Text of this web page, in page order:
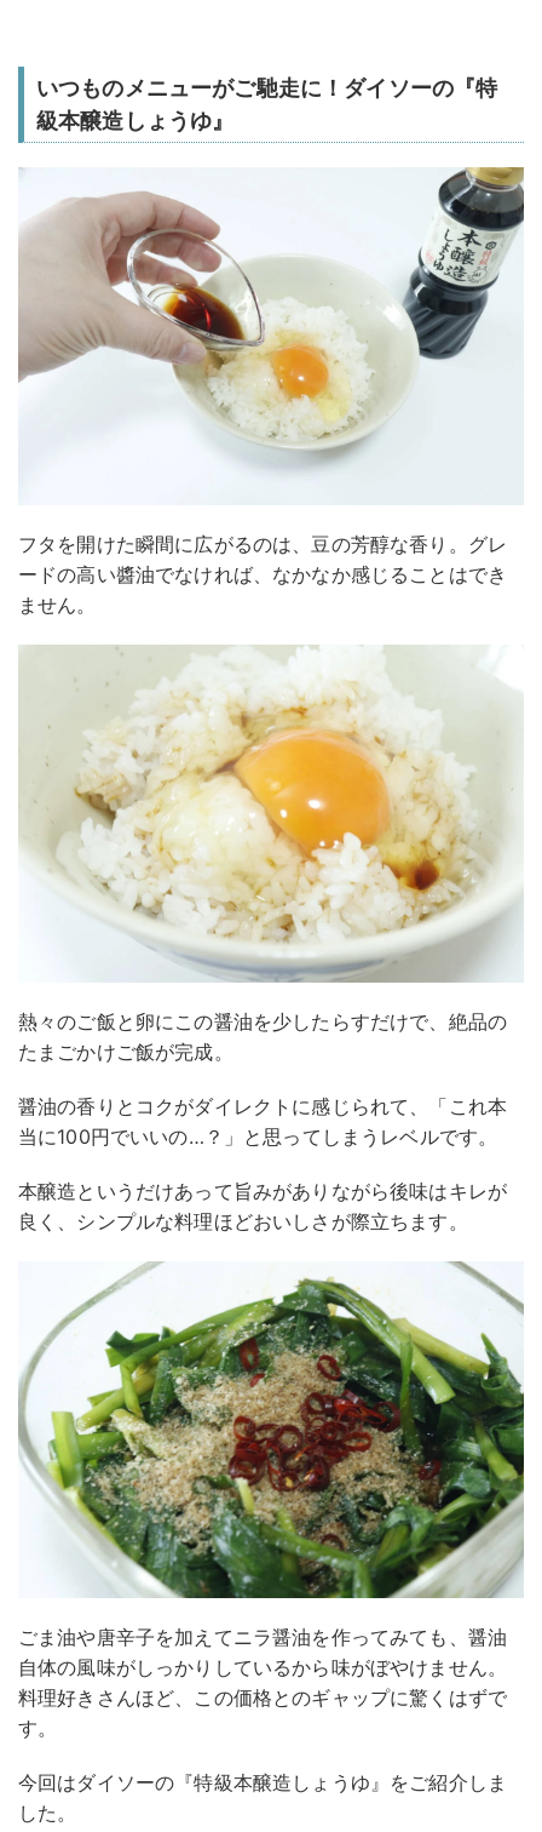
いつものメニューがご馳走に！ダイソーの『特
級本醸造しょうゆ』
フタを開けた瞬間に広がるのは、豆の芳醇な香り。グレ
ードの高い醬油でなければ、なかなか感じることはでき
ません。
熱々のご飯と卵にこの醤油を少したらすだけで、絶品の
たまごかけご飯が完成。
醤油の香りとコクがダイレクトに感じられて、「これ本
当に100円でいいの…？」と思ってしまうレベルです。
本醸造というだけあって旨みがありながら後味はキレが
良く、シンプルな料理ほどおいしさが際立ちます。
ごま油や唐辛子を加えてニラ醤油を作ってみても、醤油
自体の風味がしっかりしているから味がぼやけません。
料理好きさんほど、この価格とのギャップに驚くはずで
す。
今回はダイソーの『特級本醸造しょうゆ』をご紹介しま
した。